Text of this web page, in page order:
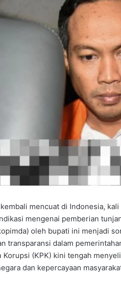
mencuat di Indonesia,
mengenai pemberian
oleh bupati ini menjadi
transparansi dalam
Korupsi (KPK) kini tengah
dan kepercayaan